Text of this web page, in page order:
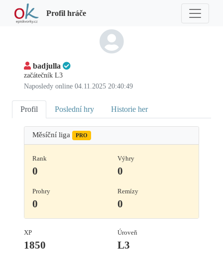
Profil hráče
badjulla
začátečník L3
Naposledy online 04.11.2025 20:40:49
Profil Poslední hry Historie her
Měsíční liga PRO
Rank
0
Výhry
0
Prohry
0
Remízy
0
XP
1850
Úroveň
L3